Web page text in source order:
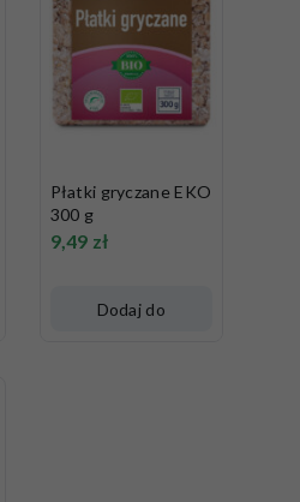
Płatki gryczane EKO
300 g
9,49 zł
Dodaj do